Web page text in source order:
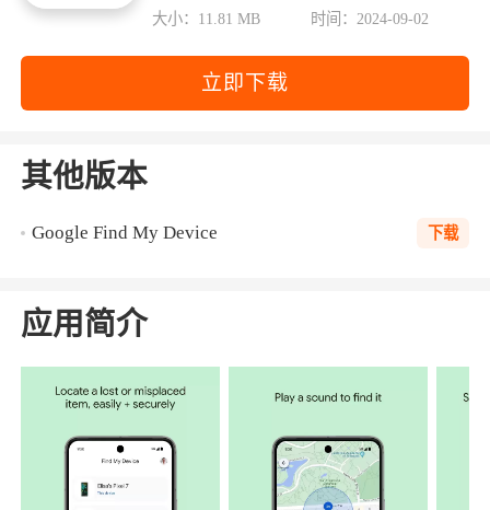
大小：11.81 MB
时间：2024-09-02
立即下载
其他版本
Google Find My Device 下载
应用简介